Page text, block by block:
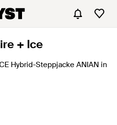
+ Ice
Hybrid-Steppjacke ANIAN in